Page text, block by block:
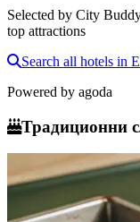
Selected by City
top attractions
Search all hotels in
Powered by agoda
Традиционни